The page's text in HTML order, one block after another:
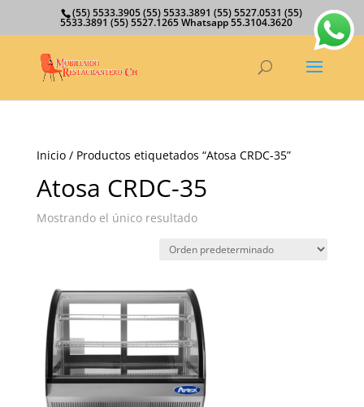
(55) 5533.3905 (55) 5533.3891 (55) 5527.0531 (55)
5533.3891 (55) 5527.1265 Whatsapp 55.3104.3620
Inicio/ Productos etiquetados “Atosa CRDC-35”
Atosa CRDC-35
Mostrando el único resultado